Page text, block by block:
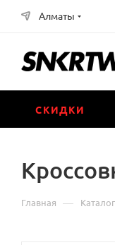
Алматы
СКИДКИ
Главная — Каталог